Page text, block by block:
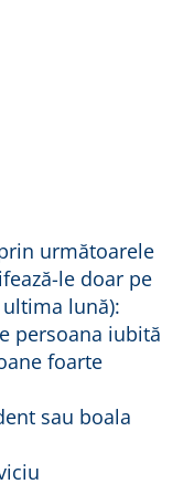
următoarele
le doar pe
lună):
persoana iubită
foarte
sau boala